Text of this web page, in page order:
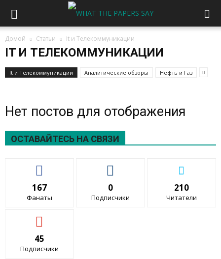
Домой Статьи It и Телекоммуникации
IT И ТЕЛЕКОММУНИКАЦИИ
It и Телекоммуникации Аналитические обзоры Нефть и Газ
Нет постов для отображения
ОСТАВАЙТЕСЬ НА СВЯЗИ
167
Фанаты
0
Подписчики
210
Читатели
45
Подписчики